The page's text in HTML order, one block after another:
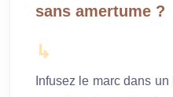
sans amertume ?
Infusez le marc dans